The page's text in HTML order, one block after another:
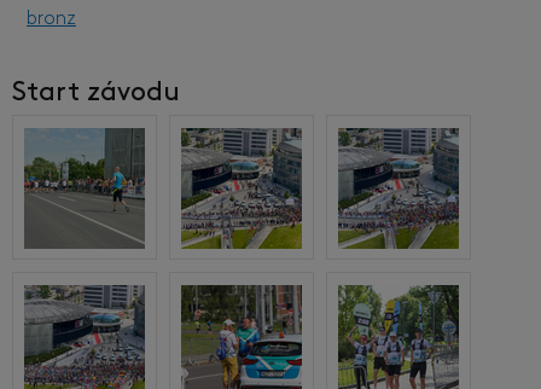
bronz
Start závodu